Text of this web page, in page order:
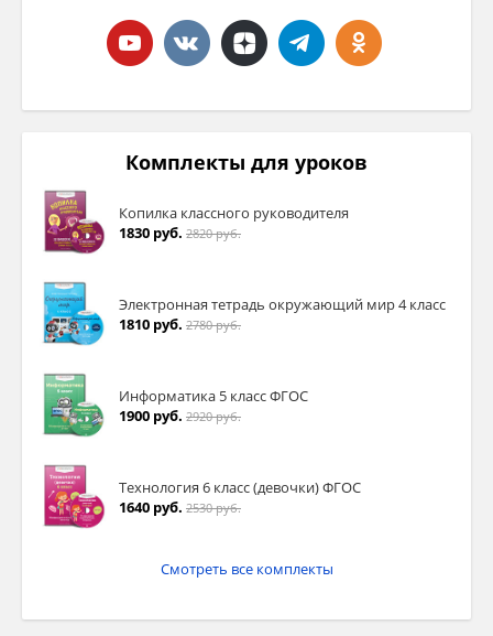
Комплекты для уроков
Копилка классного руководителя
1830 руб. 2820 руб.
Электронная тетрадь окружающий мир 4 класс
1810 руб. 2780 руб.
Информатика 5 класс ФГОС
1900 руб. 2920 руб.
Технология 6 класс (девочки) ФГОС
1640 руб. 2530 руб.
Смотреть все комплекты